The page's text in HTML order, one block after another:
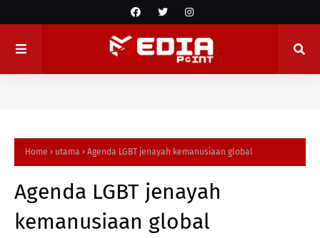
Home utama Agenda LGBT jenayah kemanusiaan global
Agenda LGBT jenayah
kemanusiaan global